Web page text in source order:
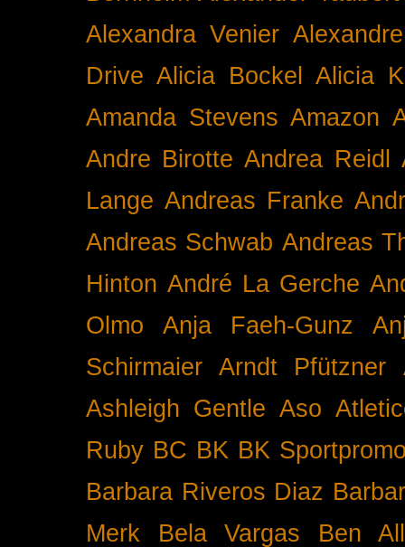
Alexandra Venier
Drive Alicia Bockel
Alicia
Amanda Stevens Amazon
Andre Birotte Andrea Reidl
Lange Andreas Franke
Andreas Schwab Andreas
Hinton André La Gerche
Olmo
Anja Faeh-Gunz
Schirmaier
Arndt Pfützner
Ashleigh Gentle Aso
Ruby BC BK BK
Barbara Riveros Diaz
Merk
Bela Vargas Ben